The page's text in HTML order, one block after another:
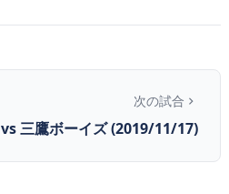
次の試合
vs 三鷹ボーイズ (2019/11/17)